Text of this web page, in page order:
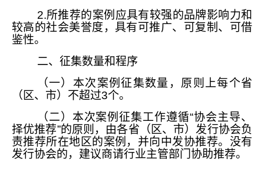
2.所推荐的案例应具有较强的品牌影响力和
较高的社会美誉度，具有可推广、可复制、可借
鉴性。
二、征集数量和程序
（一）本次案例征集数量，原则上每个省
（区、市）不超过3个。
（二）本次案例征集工作遵循“协会主导、
择优推荐”的原则，由各省（区、市）发行协会负
责推荐所在地区的案例，并向中发协推荐。没有
发行协会的，建议商请行业主管部门协助推荐。